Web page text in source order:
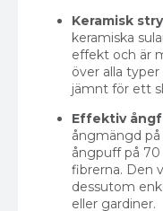
Keramisk
keramiska
effekt och är
över alla
jämnt för ett
Effektiv
ångmängd
ångpuff på
fibrerna. Den
dessutom
eller gardiner.